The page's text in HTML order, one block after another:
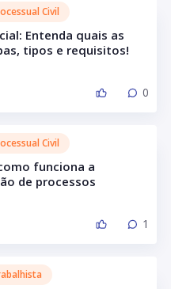
Civil
Entenda quais as
tipos e requisitos!
0
Civil
funciona a
de processos
1